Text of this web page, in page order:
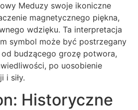
Meduzy swoje ikoniczne
magnetycznego piękna,
wdzięku. Ta interpretacja
symbol może być postrzegany
budzącego grozę potwora,
po uosobienie
i siły.
Historyczne